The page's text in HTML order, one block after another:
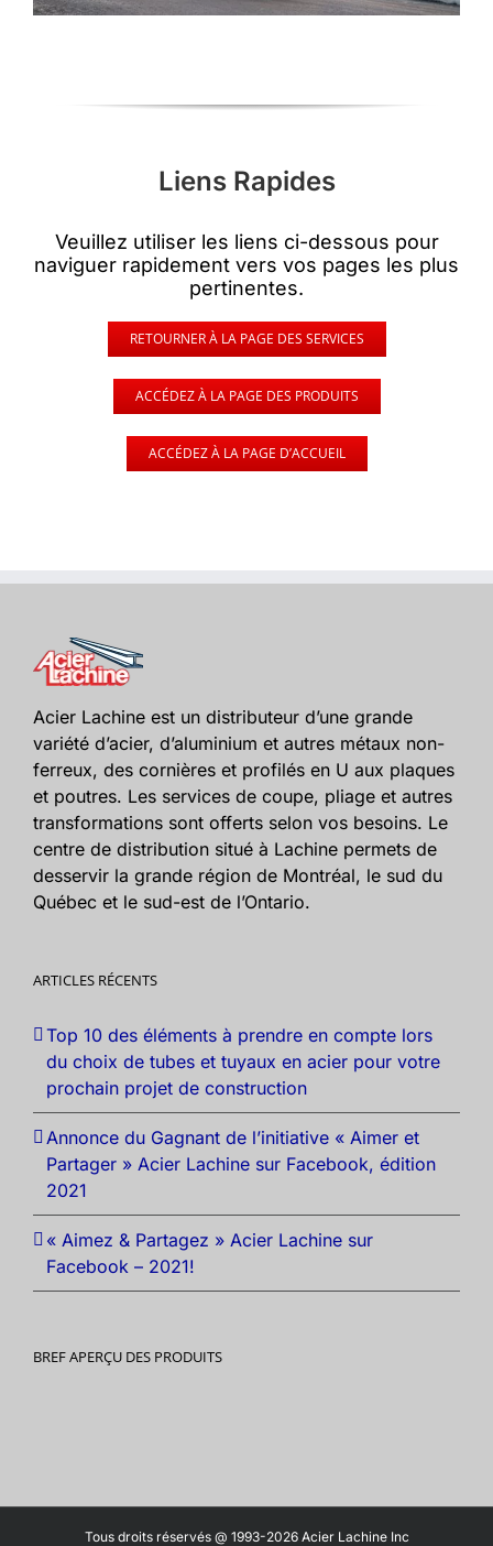
Liens Rapides
Veuillez utiliser les liens ci-dessous pour
naviguer rapidement vers vos pages les plus
pertinentes.
RETOURNER À LA PAGE DES SERVICES
ACCÉDEZ À LA PAGE DES PRODUITS
ACCÉDEZ À LA PAGE D’ACCUEIL
Acier Lachine est un distributeur d’une grande
variété d’acier, d’aluminium et autres métaux non-
ferreux, des cornières et profilés en U aux plaques
et poutres. Les services de coupe, pliage et autres
transformations sont offerts selon vos besoins. Le
centre de distribution situé à Lachine permets de
desservir la grande région de Montréal, le sud du
Québec et le sud-est de l’Ontario.
ARTICLES RÉCENTS
Top 10 des éléments à prendre en compte lors
du choix de tubes et tuyaux en acier pour votre
prochain projet de construction
Annonce du Gagnant de l’initiative « Aimer et
Partager » Acier Lachine sur Facebook, édition
2021
« Aimez & Partagez » Acier Lachine sur
Facebook – 2021!
BREF APERÇU DES PRODUITS
Tous droits réservés @ 1993-2026 Acier Lachine Inc